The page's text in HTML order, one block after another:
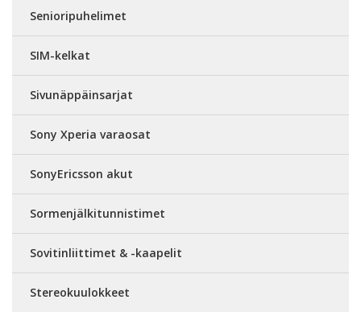
Senioripuhelimet
SIM-kelkat
Sivunäppäinsarjat
Sony Xperia varaosat
SonyEricsson akut
Sormenjälkitunnistimet
Sovitinliittimet & -kaapelit
Stereokuulokkeet